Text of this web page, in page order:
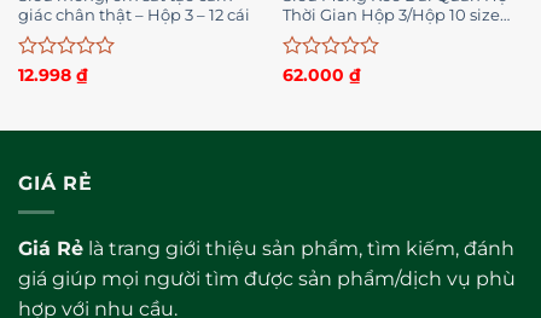
giác chân thật – Hộp 3 – 12 cái
Được
0
12.998 ₫
Thời Gian Hộp 3/Hộp 10 size
52mm
Được
0
62.000 ₫
GIÁ RẺ
Giá Rẻ là trang giới thiệu sản phẩm, tìm kiếm, đánh
giá giúp mọi người tìm được sản phẩm/dịch vụ phù
hợp với nhu cầu.